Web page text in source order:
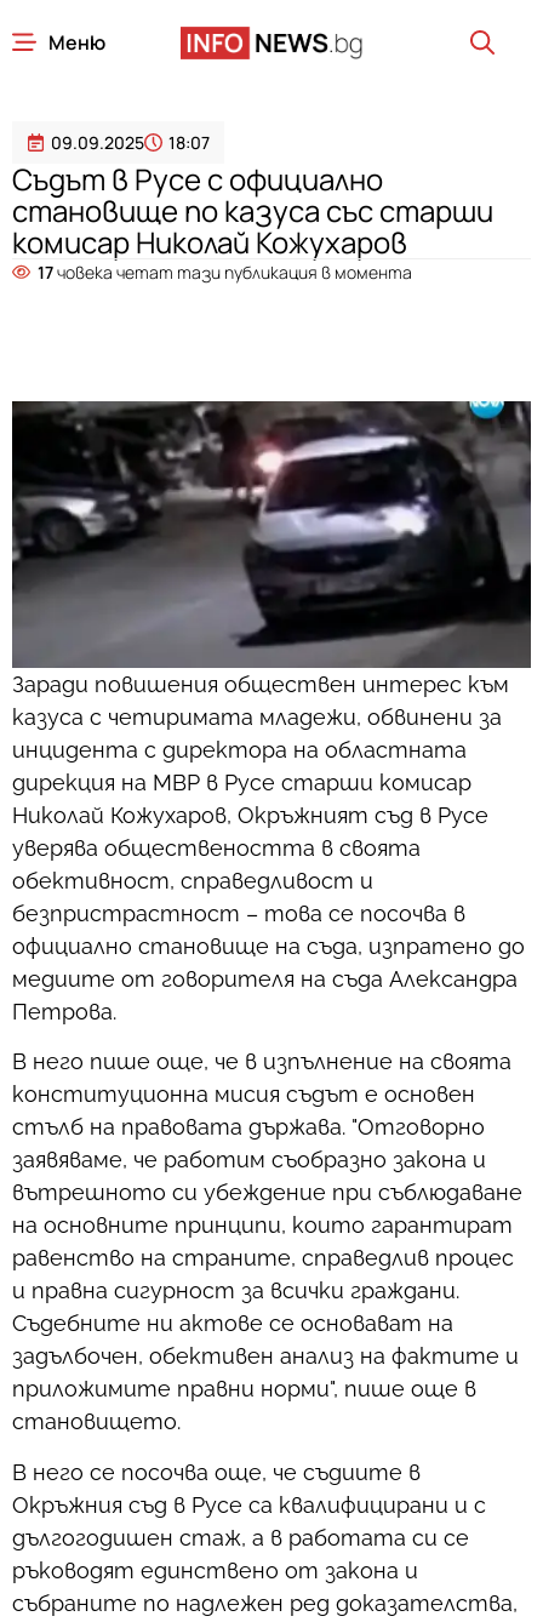
Меню
09.09.2025 18:07
Съдът в Русе с официално
становище по казуса със старши
комисар Николай Кожухаров
17човека четат тази публикация в момента
Заради повишения обществен интерес към
казуса с четиримата младежи, обвинени за
инцидента с директора на областната
дирекция на МВР в Русе старши комисар
Николай Кожухаров, Окръжният съд в Русе
уверява обществеността в своята
обективност, справедливост и
безпристрастност – това се посочва в
официално становище на съда, изпратено до
медиите от говорителя на съда Александра
Петрова.
В него пише още, че в изпълнение на своята
конституционна мисия съдът е основен
стълб на правовата държава. "Отговорно
заявяваме, че работим съобразно закона и
вътрешното си убеждение при съблюдаване
на основните принципи, които гарантират
равенство на страните, справедлив процес
и правна сигурност за всички граждани.
Съдебните ни актове се основават на
задълбочен, обективен анализ на фактите и
приложимите правни норми", пише още в
становището.
В него се посочва още, че съдиите в
Окръжния съд в Русе са квалифицирани и с
дългогодишен стаж, а в работата си се
ръководят единствено от закона и
събраните по надлежен ред доказателства,